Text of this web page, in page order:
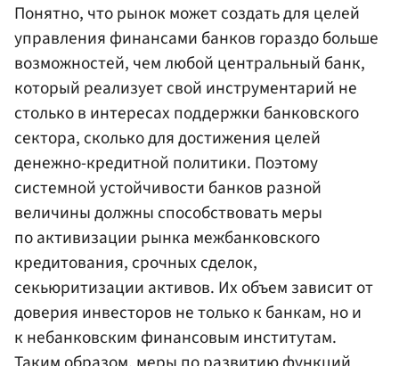
Понятно, что рынок может создать для целей
управления финансами банков гораздо больше
возможностей, чем любой центральный банк,
который реализует свой инструментарий не
столько в интересах поддержки банковского
сектора, сколько для достижения целей
денежно-кредитной политики. Поэтому
системной устойчивости банков разной
величины должны способствовать меры
по активизации рынка межбанковского
кредитования, срочных сделок,
секьюритизации активов. Их объем зависит от
доверия инвесторов не только к банкам, но и
к небанковским финансовым институтам.